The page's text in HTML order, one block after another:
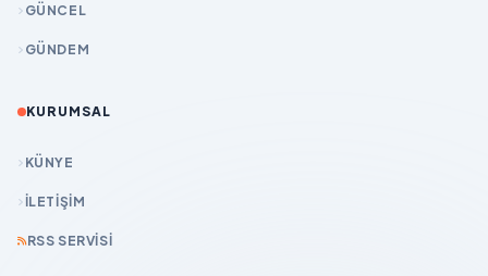
GÜNCEL
GÜNDEM
KURUMSAL
KÜNYE
İLETIŞIM
RSS SERVISI